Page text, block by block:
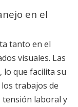
en el
tanto en el
visuales. Las
lo que facilita su
trabajos de
tensión laboral y